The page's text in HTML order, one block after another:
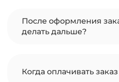
После оформления
делать дальше?
Когда оплачивать